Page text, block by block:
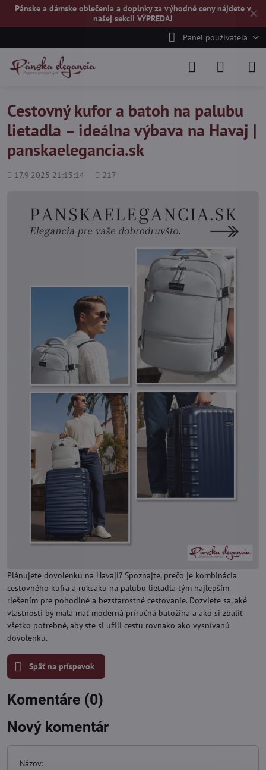
✕
Pánske a dámske oblečenia a doplnky za výhodné ceny nájdete v
našej sekcii VÝPREDAJ
Panel používateľa
Cestovný kufor a batoh na palubu
lietadla – ideálna výbava na Havaj |
panskaelegancia.sk
Pridané
17.9.2025 21:13:14
Počet
217
Plánujete dovolenku na Havaji? Spoznajte, prečo je kombinácia
cestovného kufra a ruksaku na palubu lietadla tým najlepším
riešením pre pohodlné a bezstarostné cestovanie. Dozviete sa, aké
vlastnosti by mala mať moderná príručná batožina a ako si zbaliť
všetko potrebné, aby ste si užili cestu rovnako ako vysnívanú
dovolenku.
Späť na príspevok
Komentáre (0)
Nový komentár
Názov: